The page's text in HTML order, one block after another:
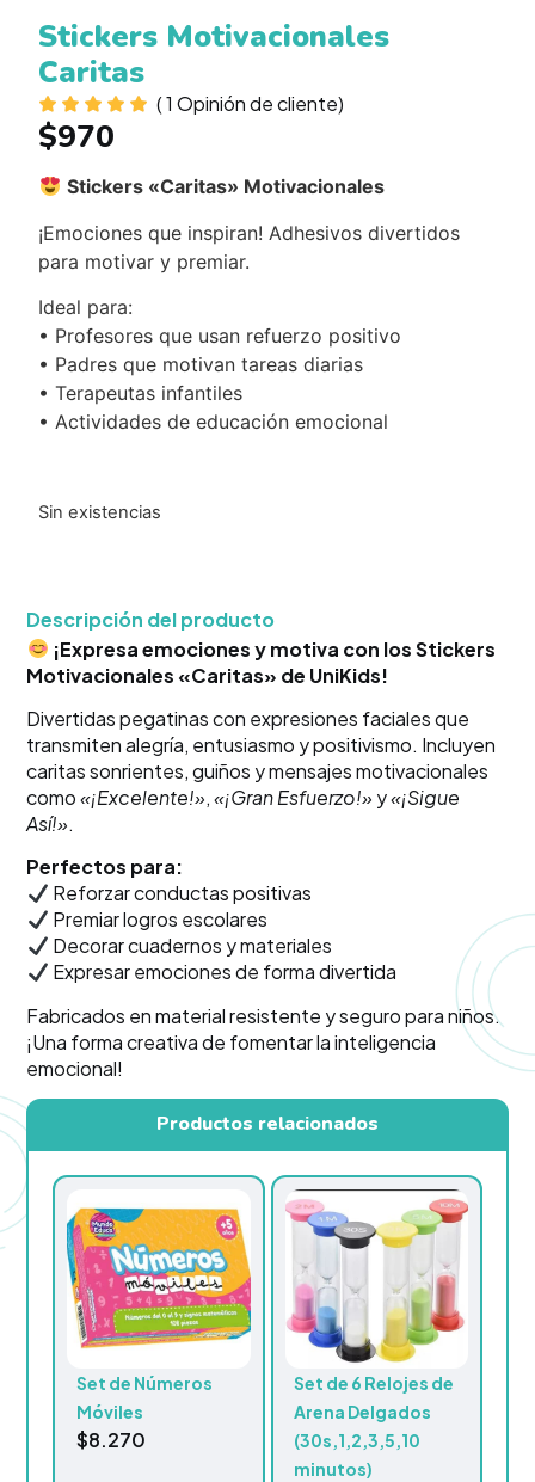
Stickers Motivacionales
Caritas
(1 Opinión de cliente)
$970
Stickers «Caritas» Motivacionales
¡Emociones que inspiran! Adhesivos divertidos
para motivar y premiar.
Ideal para:
• Profesores que usan refuerzo positivo
• Padres que motivan tareas diarias
• Terapeutas infantiles
• Actividades de educación emocional
Sin existencias
Descripción del producto
¡Expresa emociones y motiva con los Stickers
Motivacionales «Caritas» de UniKids!
Divertidas pegatinas con expresiones faciales que
transmiten alegría, entusiasmo y positivismo. Incluyen
caritas sonrientes, guiños y mensajes motivacionales
como«¡Excelente!»,«¡Gran Esfuerzo!» y«¡Sigue
Así!».
Perfectos para:
Reforzar conductas positivas
Premiar logros escolares
Decorar cuadernos y materiales
Expresar emociones de forma divertida
Fabricados en material resistente y seguro para niños.
¡Una forma creativa de fomentar la inteligencia
emocional!
Productos relacionados
Set de Números
Móviles
$8.270
Set de 6 Relojes de
Arena Delgados
(30s,1,2,3,5,10
minutos)